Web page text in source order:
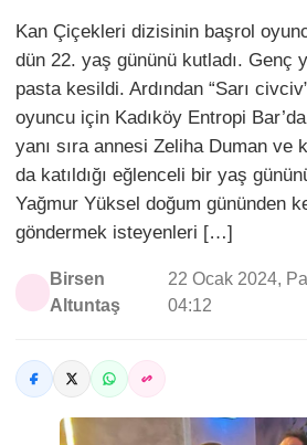
Kan Çiçekleri dizisinin başrol
dün 22. yaş gününü kutladı. Genç
pasta kesildi. Ardından “Sarı
oyuncu için Kadıköy Entropi
yanı sıra annesi Zeliha Duman ve
da katıldığı eğlenceli bir yaş
Yağmur Yüksel doğum gününden
göndermek isteyenleri […]
Birsen
Altuntaş
22 Ocak 2024,
04:12